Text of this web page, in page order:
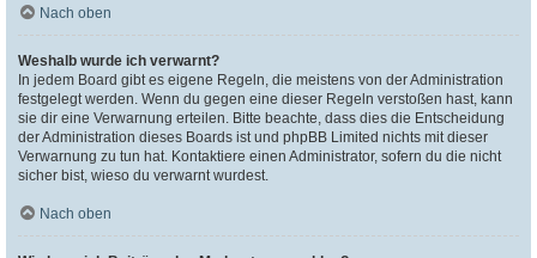
Nach oben
Weshalb wurde ich verwarnt?
In jedem Board gibt es eigene Regeln, die meistens von der Administration
festgelegt werden. Wenn du gegen eine dieser Regeln verstoßen hast, kann
sie dir eine Verwarnung erteilen. Bitte beachte, dass dies die Entscheidung
der Administration dieses Boards ist und phpBB Limited nichts mit dieser
Verwarnung zu tun hat. Kontaktiere einen Administrator, sofern du die nicht
sicher bist, wieso du verwarnt wurdest.
Nach oben